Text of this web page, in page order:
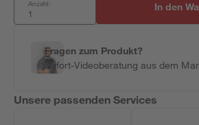
Anzahl: In den
Fragen zum Produkt?
Sofort-Videoberatung aus dem
Unsere passenden Services